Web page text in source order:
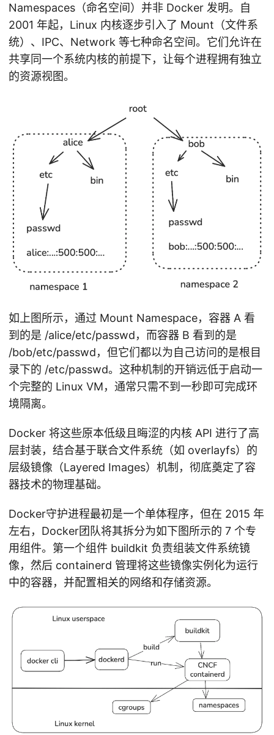
Namespaces（命名空间）并非 Docker 发明。自
2001 年起，Linux 内核逐步引入了 Mount（文件系
统）、IPC、Network 等七种命名空间。它们允许在
共享同一个系统内核的前提下，让每个进程拥有独立
的资源视图。
如上图所示，通过 Mount Namespace，容器 A 看
到的是 /alice/etc/passwd，而容器 B 看到的是
/bob/etc/passwd，但它们都以为自己访问的是根目
录下的 /etc/passwd。这种机制的开销远低于启动一
个完整的 Linux VM，通常只需不到一秒即可完成环
境隔离。
Docker 将这些原本低级且晦涩的内核 API 进行了高
层封装，结合基于联合文件系统（如 overlayfs）的
层级镜像（Layered Images）机制，彻底奠定了容
器技术的物理基础。
Docker守护进程最初是一个单体程序，但在 2015 年
左右，Docker团队将其拆分为如下图所示的 7 个专
用组件。第一个组件 buildkit 负责组装文件系统镜
像，然后 containerd 管理将这些镜像实例化为运行
中的容器，并配置相关的网络和存储资源。